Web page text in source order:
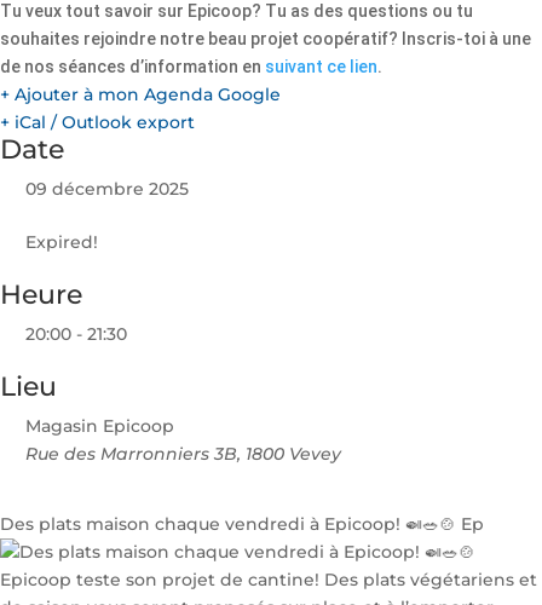
Tu veux tout savoir sur Epicoop? Tu as des questions ou tu
souhaites rejoindre notre beau projet coopératif? Inscris-toi à une
de nos séances d’information en suivant ce lien.
+ Ajouter à mon Agenda Google
+ iCal / Outlook export
Date
09 décembre 2025
Expired!
Heure
20:00 - 21:30
Lieu
Magasin Epicoop
Rue des Marronniers 3B, 1800 Vevey
Des plats maison chaque vendredi à Epicoop! 🍛🥗🍲 Ep